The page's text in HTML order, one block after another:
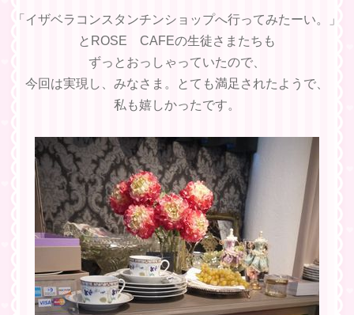
「イザベラコンスタンチンショップへ行ってみたーい。」
とROSE CAFEの生徒さまたちも
ずっとおっしゃっていたので、
今回は実現し、みなさま。とても満足されたようで、
私も嬉しかったです。